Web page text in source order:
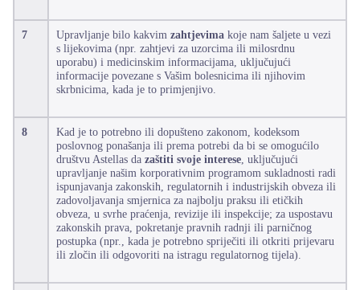
7 Upravljanje bilo kakvimzahtjevimakoje nam šaljete u vezi
s lijekovima (npr. zahtjevi za uzorcima ili milosrdnu
uporabu) i medicinskim informacijama, uključujući
informacije povezane s Vašim bolesnicima ili njihovim
skrbnicima, kada je to primjenjivo.
8
Kad je to potrebno ili dopušteno zakonom, kodeksom
poslovnog ponašanja ili prema potrebi da bi se omogućilo
društvu Astellas dazaštiti svoje interese , uključujući
upravljanje našim korporativnim programom sukladnosti radi
ispunjavanja zakonskih, regulatornih i industrijskih obveza ili
zadovoljavanja smjernica za najbolju praksu ili etičkih
obveza, u svrhe praćenja, revizije ili inspekcije; za uspostavu
zakonskih prava, pokretanje pravnih radnji ili parničnog
postupka (npr., kada je potrebno spriječiti ili otkriti prijevaru
ili zločin ili odgovoriti na istragu regulatornog tijela).